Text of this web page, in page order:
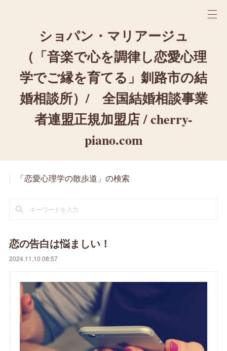
ショパン・マリアージュ
（「音楽で心を調律し恋愛心理
学でご縁を育てる」釧路市の結
婚相談所）/ 全国結婚相談事業
者連盟正規加盟店 / cherry-
piano.com
「恋愛心理学の散歩道」の検索
恋の告白は悩ましい！
2024.11.10 08:57